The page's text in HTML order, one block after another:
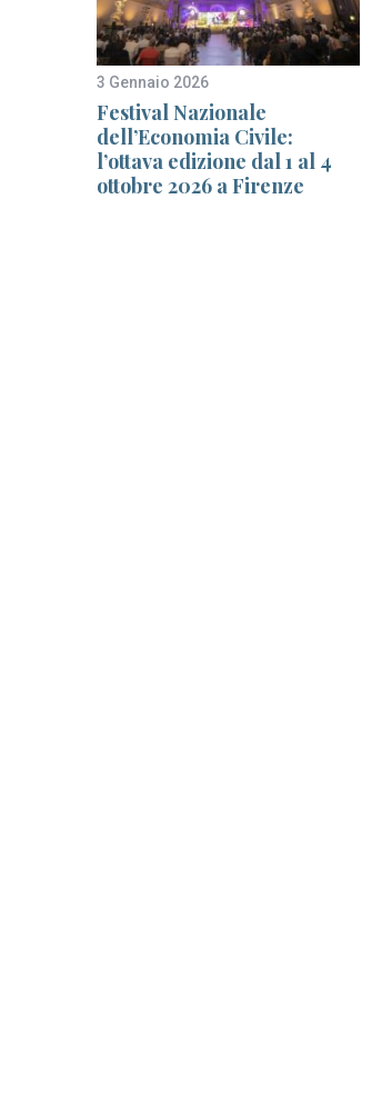
3 Gennaio 2026
Festival Nazionale
dell’Economia Civile:
l’ottava edizione dal 1 al 4
ottobre 2026 a Firenze